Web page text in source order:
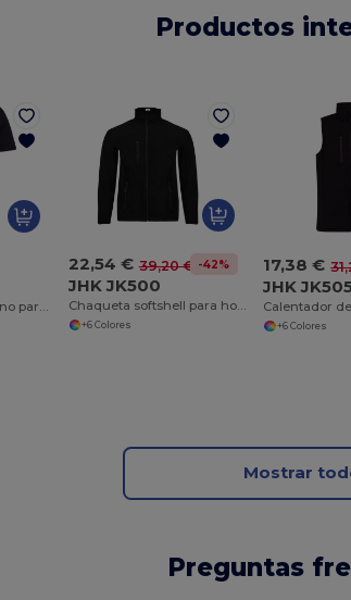
Productos
Camiseta estilo urbano para hombre
22,54 € 39,20 € -42%
JHK JK500
Chaqueta softshell para hombre JK500
+6 Colores
17,38 €
JHK
+6 Colores
Mostrar
Preguntas